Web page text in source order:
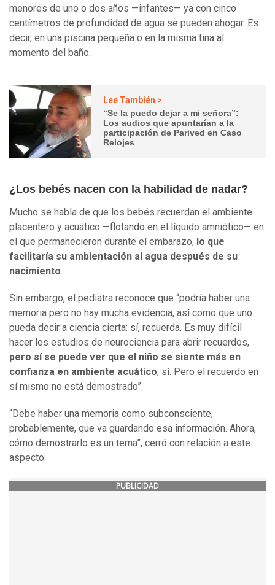
menores de uno o dos años —infantes— ya con cinco
centímetros de profundidad de agua se pueden ahogar. Es
decir, en una piscina pequeña o en la misma tina al
momento del baño.
Lee También >
“Se la puedo dejar a mi señora”:
Los audios que apuntarían a la
participación de Parived en Caso
Relojes
¿Los bebés nacen con la habilidad de nadar?
Mucho se habla de que los bebés recuerdan el ambiente
placentero y acuático —flotando en el líquido amniótico— en
el que permanecieron durante el embarazo, lo que
facilitaría su ambientación al agua después de su
nacimiento
Sin embargo, el pediatra reconoce que “podría haber una
memoria pero no hay mucha evidencia, así como que uno
pueda decir a ciencia cierta: sí, recuerda. Es muy difícil
hacer los estudios de neurociencia para abrir recuerdos,
pero sí se puede ver que el niño se siente más en
confianza en ambiente acuático, sí. Pero el recuerdo en
sí mismo no está demostrado”.
“Debe haber una memoria como subconsciente,
probablemente, que va guardando esa información. Ahora,
cómo demostrarlo es un tema”, cerró con relación a este
aspecto.
PUBLICIDAD